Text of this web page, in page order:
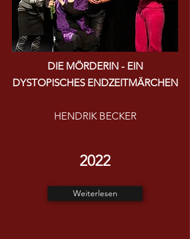
DIE MÖRDERIN - EIN
DYSTOPISCHES ENDZEITMÄRCHEN
HENDRIK BECKER
2022
Weiterlesen